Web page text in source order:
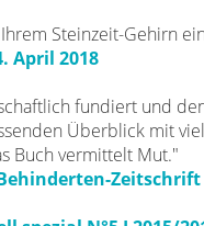
Steinzeit-Gehirn
April 2018
fundiert und
Überblick mit
Buch vermittelt Mut."